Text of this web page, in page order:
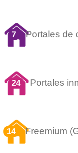
7 Portales de
24 Portales
14 Freemium